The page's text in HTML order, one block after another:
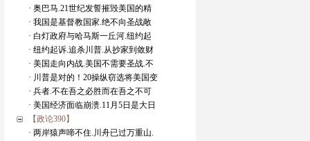
· 奥巴马.21世纪发誓摧毁美国的精
· 我国是基督教国家.绝不向圣战敞
· 白灯政府与哈马斯一丘河.纽约起
· 纽约起诉.追杀川普.从抄家到敛财
· 美国走向内战.美国不需要圣战.不
· 川普是对的！20操纵窃选将美国变
· 兵者.不在吾之必胜而在吾之不可
· 美国经济面临崩溃.11月5日是大日
【政论390】
· 两岸猿声啼不住.川舟已过万重山.